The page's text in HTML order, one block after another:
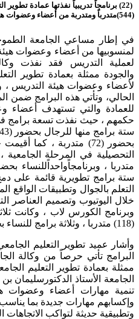
(22) برنامجاً تدريبياً نفذتها عمادة
(544)متدرباً ومتدربة من أعضاء وعضوات هيئة التدريس
في إطار مساعي الجامعة
لمنسوبيها من أعضاء وعضوات
لعملية التدريس فقد نفذت
لأعضاء وعضوات هيئة التدريس
الحالي، وتأتي هذه البرامج ضمن
للعمادة والتي تستهدف
بحضور (72) متدربة ، كما
ستة برامج تطويرية قائمة على
التعلم بالجوال وتطبيقات الواقع
خلال اليوتيوب وتصميم العناصر
وبرنامج الكورس لاب ، وكانت
(118) متدربا ، وثلاثة برامج للنساء بحضور (108) متدربة.
وأشار عميد تطوير التعليم
البرامج تأتي حرصاً من وكالة
ممثلة بعمادة تطوير التعليم
الجامعة الأستاذ الدكتورسليمان
تنمية مهارات أعضاء
وإكسابهم مهارات جديدة بما
وتطبيقية حديثة لتواكب الاتجاهات